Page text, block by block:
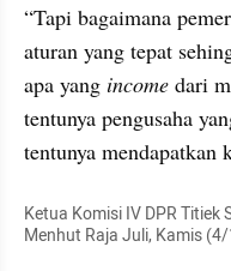
“Tapi bagaimana
aturan yang tepat
apa yang income dari
tentunya pengusaha
tentunya mendapatkan
Ketua Komisi IV DPR
Menhut Raja Juli, Kamis